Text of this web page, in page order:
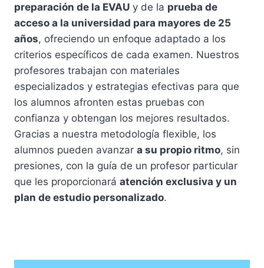
preparación de la EVAU y de la prueba de
acceso a la universidad para mayores de 25
años, ofreciendo un enfoque adaptado a los
criterios específicos de cada examen. Nuestros
profesores trabajan con materiales
especializados y estrategias efectivas para que
los alumnos afronten estas pruebas con
confianza y obtengan los mejores resultados.
Gracias a nuestra metodología flexible, los
alumnos pueden avanzar a su propio ritmo, sin
presiones, con la guía de un profesor particular
que les proporcionará atención exclusiva y un
plan de estudio personalizado.